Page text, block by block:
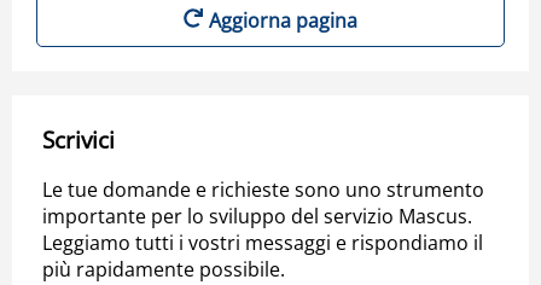
Aggiorna pagina
Scrivici
Le tue domande e richieste sono uno strumento
importante per lo sviluppo del servizio Mascus.
Leggiamo tutti i vostri messaggi e rispondiamo il
più rapidamente possibile.